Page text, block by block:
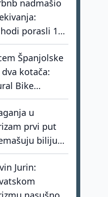
nadmašio
porasli 17
hoteli rastu
brže od
Španjolske
dva kotača:
Bike
spašava
kroz mit o
Quijoteu
u
prvi put
bilijun
investitori
destinacije s
Jurin: